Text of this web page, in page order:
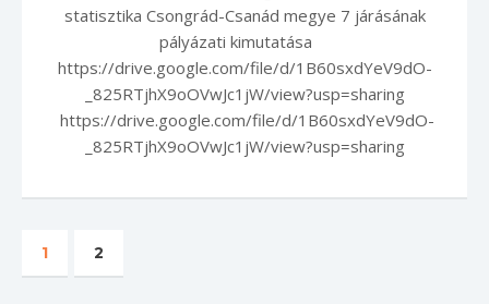
statisztika Csongrád-Csanád megye 7 járásának
pályázati kimutatása
https://drive.google.com/file/d/1B60sxdYeV9dO-
_825RTjhX9oOVwJc1jW/view?usp=sharing
https://drive.google.com/file/d/1B60sxdYeV9dO-
_825RTjhX9oOVwJc1jW/view?usp=sharing
1 2